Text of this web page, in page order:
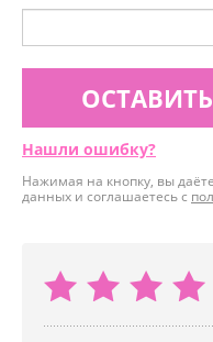
Нашли ошибку?
Нажимая на кнопку, вы
данных и соглашаетесь с